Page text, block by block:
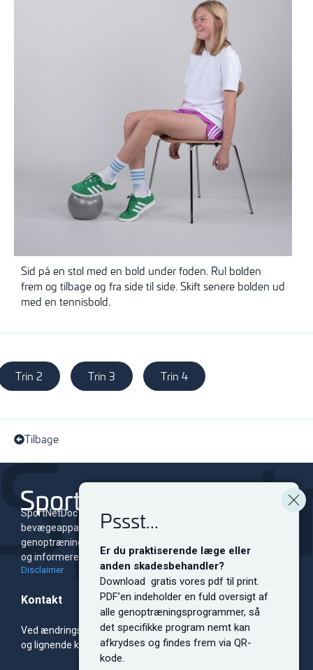
Pssst...
Er du praktiserende læge eller
anden skadesbehandler?
Download gratis vores pdf til print.
PDF’en indeholder en fuld oversigt af
alle genoptræningsprogrammer, så
det specifikke program nemt kan
afkrydses og findes frem via QR-
kode.
Sid på en stol med en bold under foden. Rul bolden
frem og tilbage og fra side til side. Skift senere bolden ud
med en tennisbold.
Trin 2 Trin 3 Trin 4
Tilbage
SportNetDoc er et online leksikon for skader i
bevægeapparatet med tilhørende
genoptræningsprogrammer. Siden er dedikeret til at oplyse
og informere både fagfolk og sportsudøvere på alle niveauer.
Disclaimer
Kontakt
Ved ændringsforslag, sponsorsamarbejde, bannerreklamer
og lignende kontakt redaktionen.